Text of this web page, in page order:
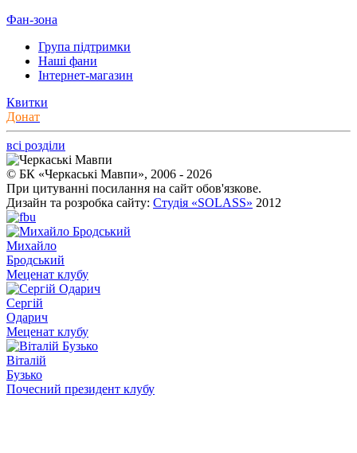
Фан-зона
Група підтримки
Наші фани
Інтернет-магазин
Квитки
Донат
всі розділи
© БК «Черкаські Мавпи», 2006 - 2026
При цитуванні посилання на сайт обов'язкове.
Дизайн та розробка сайту: Студія «SOLASS» 2012
Михайло
Бродський
Меценат клубу
Сергій
Одарич
Меценат клубу
Віталій
Бузько
Почесний президент клубу